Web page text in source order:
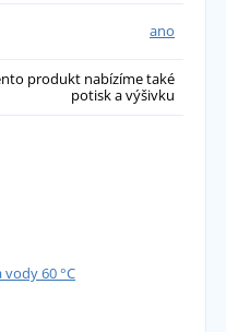
ano
produkt nabízíme také
potisk a výšivku
60 °C